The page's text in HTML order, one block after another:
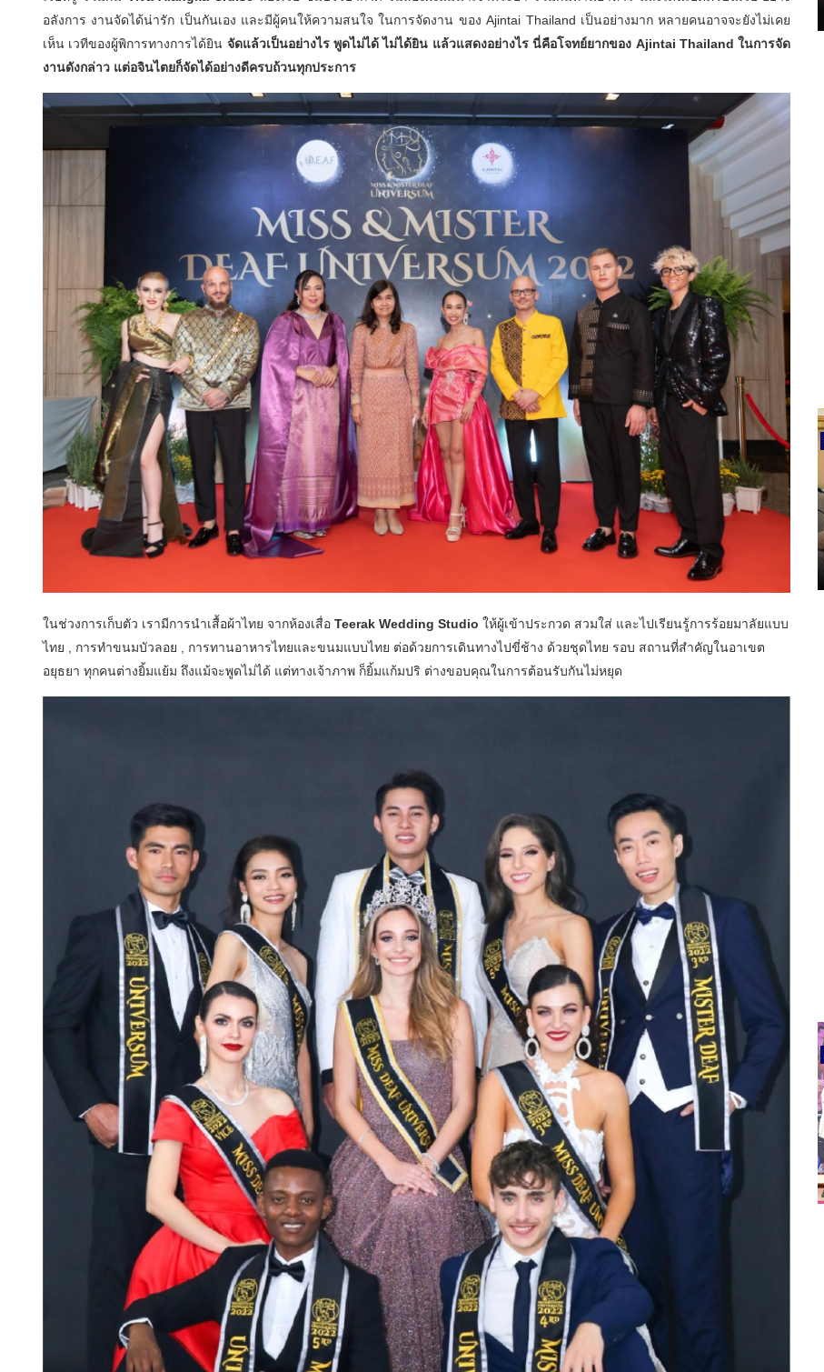
อลังการ งานจัดได้น่ารัก เป็นกันเอง และมีผู้คนให้ความสนใจ ในการจัดงาน ของ Ajintai Thailand เป็นอย่างมาก หลายคนอาจจะยังไม่เคย
เห็น เวทีของผู้พิการทางการได้ยิน จัดแล้วเป็นอย่างไร พูดไม่ได้ ไม่ได้ยิน แล้วแสดงอย่างไร นี่คือโจทย์ยากของ Ajintai Thailand ในการจัด
งานดังกล่าว แต่อจินไตยก็จัดได้อย่างดีครบถ้วนทุกประการ
ในช่วงการเก็บตัว เรามีการนำเสื้อผ้าไทย จากห้องเสื่อ Teerak Wedding Studio ให้ผู้เข้าประกวด สวมใส่ และไปเรียนรู้การร้อยมาลัยแบบ
ไทย , การทำขนมบัวลอย , การทานอาหารไทยและขนมแบบไทย ต่อด้วยการเดินทางไปขี่ช้าง ด้วยชุดไทย รอบ สถานที่สำคัญในอาเขต
อยุธยา ทุกคนต่างยิ้มแย้ม ถึงแม้จะพูดไม่ได้ แต่ทางเจ้าภาพ ก็ยิ้มแก้มปริ ต่างขอบคุณในการต้อนรับกันไม่หยุด